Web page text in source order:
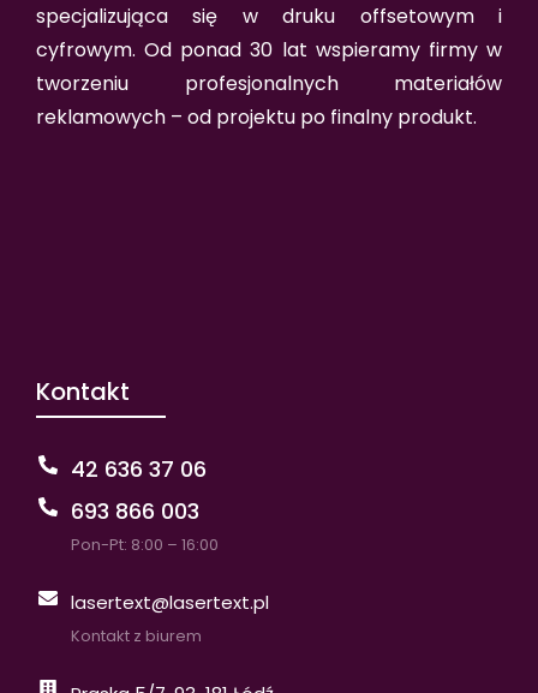
specjalizująca się w druku offsetowym i
cyfrowym. Od ponad 30 lat wspieramy firmy w
tworzeniu profesjonalnych materiałów
reklamowych – od projektu po finalny produkt.
Kontakt
42 636 37 06
693 866 003
Pon-Pt: 8:00 – 16:00
lasertext@lasertext.pl
Kontakt z biurem